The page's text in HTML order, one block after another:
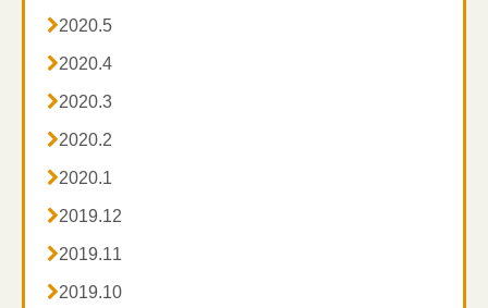
2020.5
2020.4
2020.3
2020.2
2020.1
2019.12
2019.11
2019.10